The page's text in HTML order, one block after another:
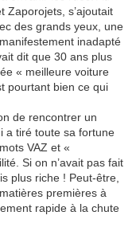
Zaporojets, s’ajoutait
des grands yeux, une
inadapté
dit que 30 ans plus
« meilleure voiture
pourtant bien ce qui
de rencontrer un
a tiré toute sa fortune
VAZ et «
Si on n’avait pas fait
plus riche ! Peut-être,
premières à
rapide à la chute